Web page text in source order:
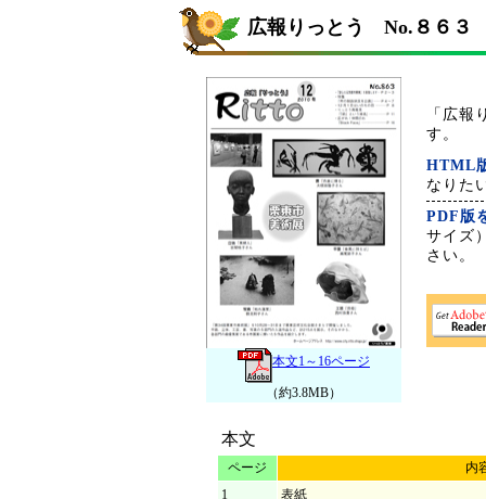
広報りっとう No.８６３
本文1～16ページ
（約3.8MB）
「広報
す。
HTML
なりた
PDF版
サイズ
さい。
本文
ページ
内
1
表紙